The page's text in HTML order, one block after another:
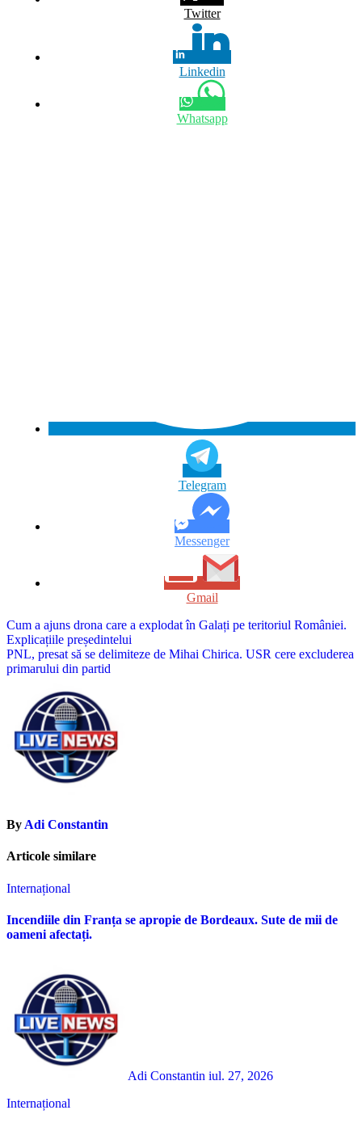
Twitter
Linkedin
Whatsapp
Telegram
Messenger
Gmail
Navigare
în
articole
Cum a ajuns drona care a explodat în Galați pe teritoriul României.
Explicațiile președintelui
PNL, presat să se delimiteze de Mihai Chirica. USR cere excluderea
primarului din partid
By Adi Constantin
Articole similare
Internațional
Incendiile din Franța se apropie de Bordeaux. Sute de mii de
oameni afectați.
Adi Constantin iul. 27, 2026
Internațional